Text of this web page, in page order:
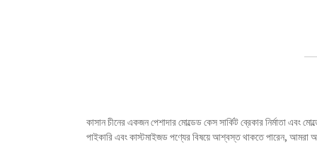
কাসান চীনের একজন পেশাদার মোল্ডেড কেস সার্কিট ব্রেকার নির্মাতা এবং
পাইকারি এবং কাস্টমাইজড পণ্যের বিষয়ে আশ্বস্ত থাকতে পারেন, আমরা